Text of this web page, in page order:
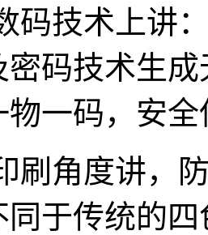
码技术上讲
密码技术生
物一码，安
刷角度讲，
同于传统的